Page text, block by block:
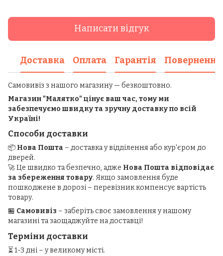
Написати відгук
Доставка Оплата Гарантія Повернення
Самовивіз з нашого магазину — безкоштовно.
Магазин "Малятко" цінує ваш час, тому ми
забезпечуємо швидку та зручну доставку по всій
Україні!
Способи доставки
📦 Нова Пошта – доставка у відділення або кур'єром до
дверей.
🚀 Це швидко та безпечно, адже Нова Пошта відповідає
за збереження товару. Якщо замовлення буде
пошкоджене в дорозі – перевізник компенсує вартість
товару.
🏪 Самовивіз – заберіть своє замовлення у нашому
магазині та заощаджуйте на доставці!
Терміни доставки
⏳ 1-3 дні – у великому місті.